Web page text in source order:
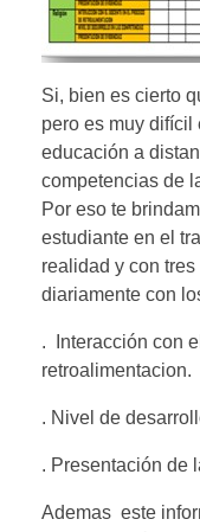
Si, bien es cierto
pero es muy difícil
educación a
competencias de
Por eso te
estudiante en el
realidad y con
diariamente con
. Interacción con
retroalimentacion.
. Nivel de
. Presentación de
Ademas este